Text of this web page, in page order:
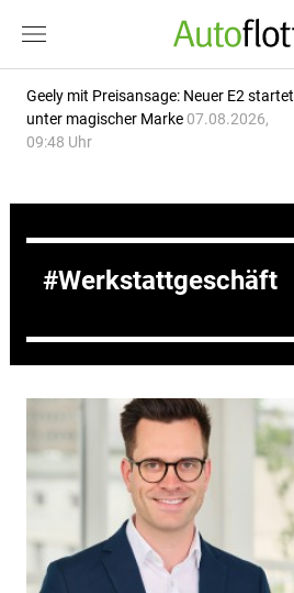
Geely mit Preisansage: Neuer E2 startet
unter magischer Marke 07.08.2026,
09:48 Uhr
Werkstattgeschäft